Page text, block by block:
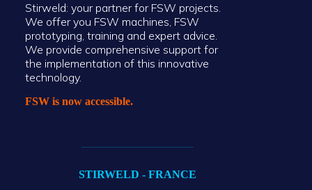
Stirweld: your partner for FSW projects.
We offer you FSW machines, FSW
prototyping, training and expert advice.
We provide comprehensive support for
the implementation of this innovative
technology.
FSW is now accessible.
STIRWELD - FRANCE